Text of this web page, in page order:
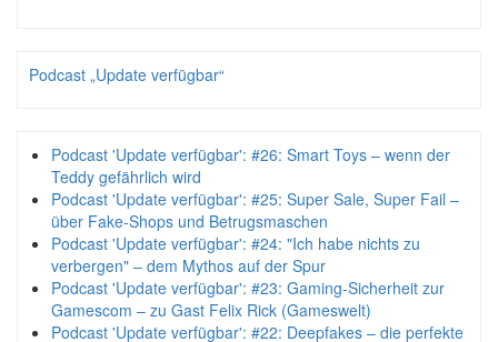
Podcast „Update verfügbar“
Podcast 'Update verfügbar': #26: Smart Toys – wenn der
Teddy gefährlich wird
Podcast 'Update verfügbar': #25: Super Sale, Super Fail –
über Fake-Shops und Betrugsmaschen
Podcast 'Update verfügbar': #24: "Ich habe nichts zu
verbergen" – dem Mythos auf der Spur
Podcast 'Update verfügbar': #23: Gaming-Sicherheit zur
Gamescom – zu Gast Felix Rick (Gameswelt)
Podcast 'Update verfügbar': #22: Deepfakes – die perfekte